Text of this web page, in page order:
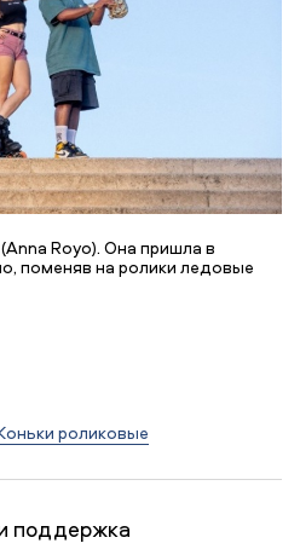
Royo). Она пришла в
поменяв на ролики ледовые
роликовые
поддержка